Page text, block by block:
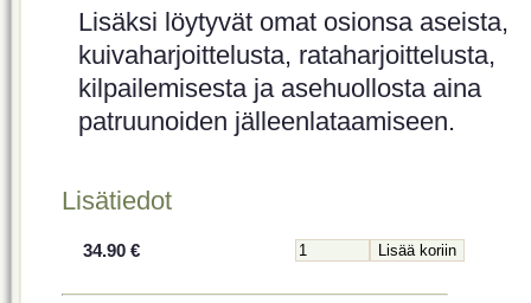
Lisäksi löytyvät omat osionsa aseista,
kuivaharjoittelusta, rataharjoittelusta,
kilpailemisesta ja asehuollosta aina
patruunoiden jälleenlataamiseen.
Lisätiedot
34.90 €